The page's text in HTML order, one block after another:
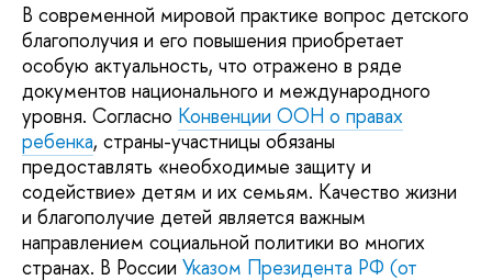
В современной мировой практике вопрос детского
благополучия и его повышения приобретает
особую актуальность, что отражено в ряде
документов национального и международного
уровня. Согласно Конвенции ООН о правах
ребенка, страны-участницы обязаны
предоставлять «необходимые защиту и
содействие» детям и их семьям. Качество жизни
и благополучие детей является важным
направлением социальной политики во многих
странах. В России Указом Президента РФ (от